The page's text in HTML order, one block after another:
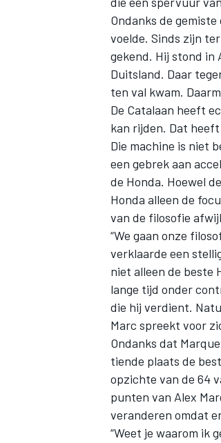
Ondanks de
voelde. Sinds zijn
gekend. Hij stond in
Duitsland. Daar
ten val kwam.
De Catalaan heeft
kan rijden. Dat
Die machine is niet
een gebrek aan
de Honda. Hoewel
Honda alleen de
van de filosofie
“We gaan onze
verklaarde een
niet alleen de beste
lange tijd onder
die hij verdient.
Marc spreekt voor
Ondanks dat
tiende plaats de
opzichte van de 64
punten van Alex
veranderen omdat
“Weet je waarom ik